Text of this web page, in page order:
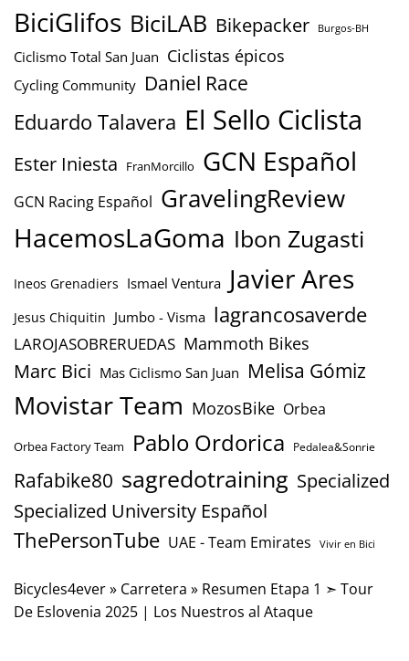
BiciGlifos BiciLAB Bikepacker Burgos-BH
Ciclismo Total San Juan Ciclistas épicos
Cycling Community Daniel Race
Eduardo Talavera El Sello Ciclista
Ester Iniesta FranMorcillo GCN Español
GCN Racing Español GravelingReview
HacemosLaGoma Ibon Zugasti
Ineos Grenadiers Ismael Ventura Javier Ares
Jesus Chiquitin Jumbo - Visma lagrancosaverde
LAROJASOBRERUEDAS Mammoth Bikes
Marc Bici Mas Ciclismo San Juan Melisa Gómiz
Movistar Team MozosBike Orbea
Orbea Factory Team Pablo Ordorica Pedalea&Sonrie
Rafabike80 sagredotraining Specialized
Specialized University Español
ThePersonTube UAE - Team Emirates Vivir en Bici
Bicycles4ever» Carretera » Resumen Etapa 1 ➣ Tour
De Eslovenia 2025 | Los Nuestros al Ataque